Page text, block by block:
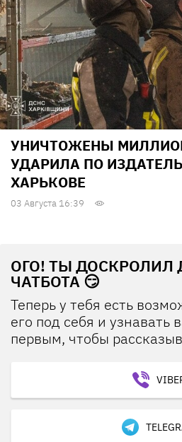
УНИЧТОЖЕНЫ
УДАРИЛА ПО
ХАРЬКОВЕ
03 Августа 16:39
ОГО! ТЫ ДОСКРОЛИЛ
ЧАТБОТА 😏
Теперь у тебя есть
его под себя и узнавать
первым, чтобы